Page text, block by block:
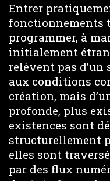
Entrer
fonctionnements
programmer, à
initialement
relèvent pas
aux conditions
création, mais
profonde, plus
existences sont
structurellement
elles sont
par des flux